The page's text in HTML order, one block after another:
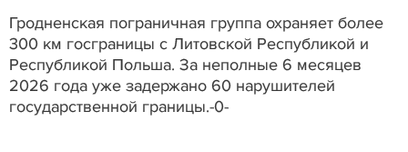
Гродненская пограничная группа охраняет более
300 км госграницы с Литовской Республикой и
Республикой Польша. За неполные 6 месяцев
2026 года уже задержано 60 нарушителей
государственной границы.-0-